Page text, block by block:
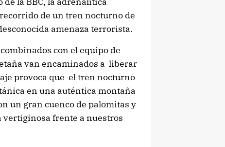
de un tren nocturno de
amenaza terrorista.
con el equipo de
van encaminados a liberar
provoca que el tren nocturno
en una auténtica montaña
un gran cuenco de palomitas y
vertiginosa frente a nuestros